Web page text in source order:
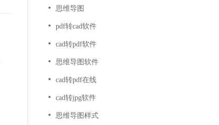
思维导图
pdf转cad软件
cad转pdf软件
思维导图软件
cad转pdf在线
cad转jpg软件
思维导图样式